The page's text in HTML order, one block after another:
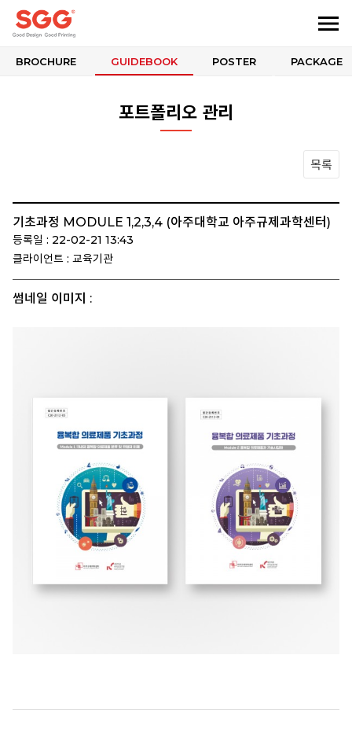
BROCHURE GUIDEBOOK POSTER PACKAGE
포트폴리오 관리
목록
기초과정 MODULE 1,2,3,4 (아주대학교 아주규제과학센터)
등록일 : 22-02-21 13:43
클라이언트 : 교육기관
썸네일 이미지 :